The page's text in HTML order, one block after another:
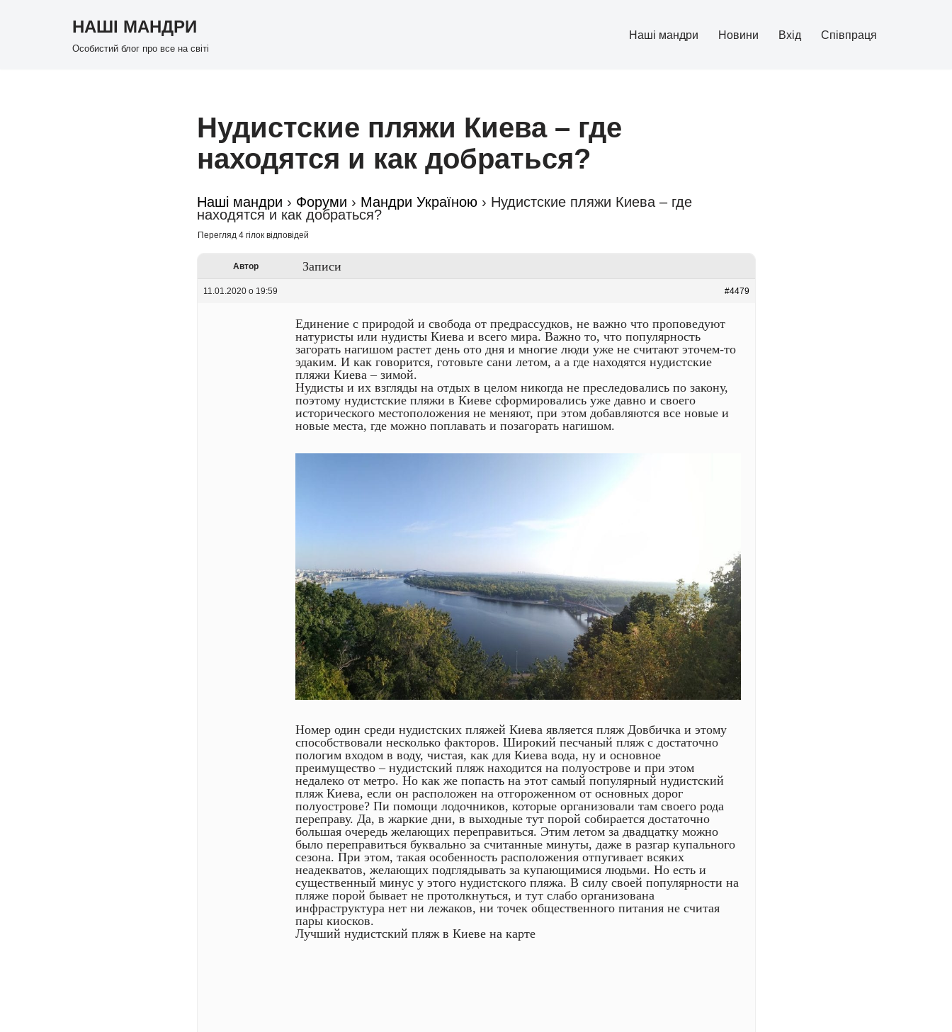
НАШІ МАНДРИ
Особистий блог про все на світі
Наші мандри Новини Вхід Співпраця
Нудистские пляжи Киева – где
находятся и как добраться?
Наші мандри › Форуми › Мандри Україною › Нудистские пляжи Киева – где
находятся и как добраться?
Перегляд 4 гілок відповідей
Автор Записи
11.01.2020 о 19:59 #4479
Единение с природой и свобода от предрассудков, не важно что проповедуют
натуристы или нудисты Киева и всего мира. Важно то, что популярность
загорать нагишом растет день ото дня и многие люди уже не считают эточем-то
эдаким. И как говорится, готовьте сани летом, а а где находятся нудистские
пляжи Киева – зимой.
Нудисты и их взгляды на отдых в целом никогда не преследовались по закону,
поэтому нудистские пляжи в Киеве сформировались уже давно и своего
исторического местоположения не меняют, при этом добавляются все новые и
новые места, где можно поплавать и позагорать нагишом.
Номер один среди нудистских пляжей Киева является пляж Довбичка и этому
способствовали несколько факторов. Широкий песчаный пляж с достаточно
пологим входом в воду, чистая, как для Киева вода, ну и основное
преимущество – нудистский пляж находится на полуострове и при этом
недалеко от метро. Но как же попасть на этот самый популярный нудистский
пляж Киева, если он расположен на отгороженном от основных дорог
полуострове? Пи помощи лодочников, которые организовали там своего рода
переправу. Да, в жаркие дни, в выходные тут порой собирается достаточно
большая очередь желающих переправиться. Этим летом за двадцатку можно
было переправиться буквально за считанные минуты, даже в разгар купального
сезона. При этом, такая особенность расположения отпугивает всяких
неадекватов, желающих подглядывать за купающимися людьми. Но есть и
существенный минус у этого нудистского пляжа. В силу своей популярности на
пляже порой бывает не протолкнуться, и тут слабо организована
инфраструктура нет ни лежаков, ни точек общественного питания не считая
пары киосков.
Лучший нудистский пляж в Киеве на карте